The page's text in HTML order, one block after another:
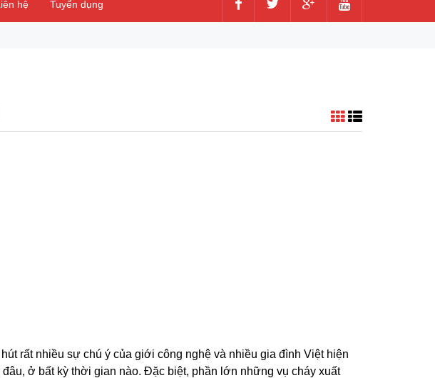
hệ Tuyển dụng
rất nhiều sự chú ý của giới công nghệ và nhiều gia đình Việt hiện
ở bất kỳ thời gian nào. Đặc biệt, phần lớn những vụ cháy xuất